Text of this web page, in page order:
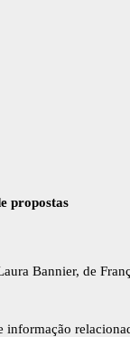
propostas
Bannier, de
informação